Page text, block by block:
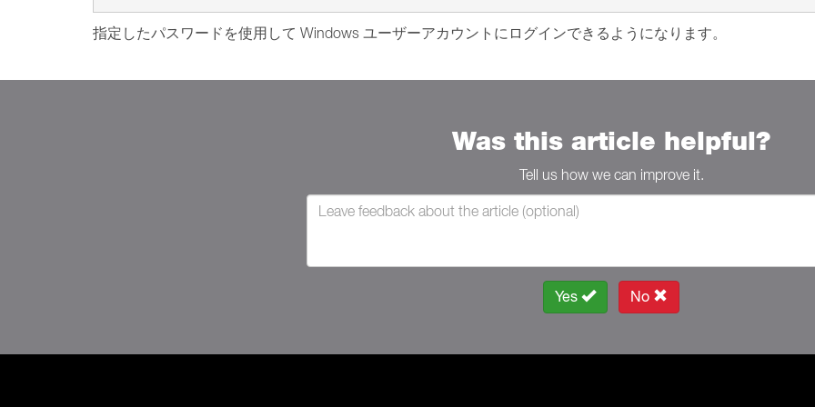
指定したパスワードを使用して Windows ユーザーアカウントにログインできるようになります。
Was this article helpful?
Tell us how we can improve it.
Yes No